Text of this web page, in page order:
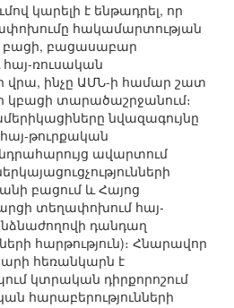
կարելի է ենթադրել, որ
հակամարտության
բացի, բացասաբար
ռուսական
վրա, ինչը ԱՄՆ-ի համար շատ
կբացի տարածաշրջանում։
նվազագույնը
թուրքական
ավարտում
բացում և Հայոց
տեղափոխում հայ-
դանդաղ
հարթություն)։ Հնարավոր
հեռանկարն է
կտրական դիրքորոշում
հարաբերությունների